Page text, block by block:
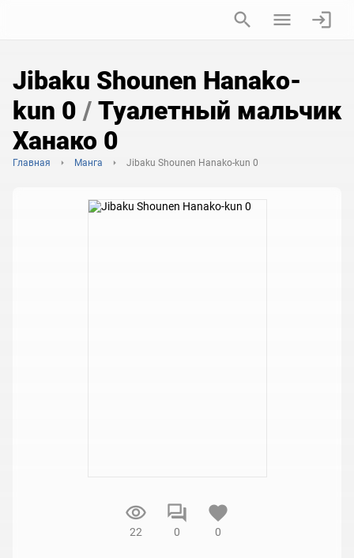
Jibaku Shounen Hanako-
kun 0 / Туалетный мальчик
Ханако 0
Главная Манга Jibaku Shounen Hanako-kun 0
22 0 0